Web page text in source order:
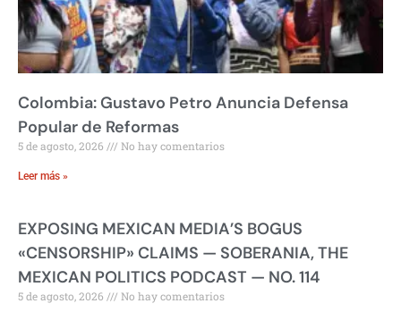
Colombia: Gustavo Petro Anuncia Defensa
Popular de Reformas
5 de agosto, 2026 No hay comentarios
Leer más »
EXPOSING MEXICAN MEDIA’S BOGUS
«CENSORSHIP» CLAIMS — SOBERANIA, THE
MEXICAN POLITICS PODCAST — NO. 114
5 de agosto, 2026 No hay comentarios